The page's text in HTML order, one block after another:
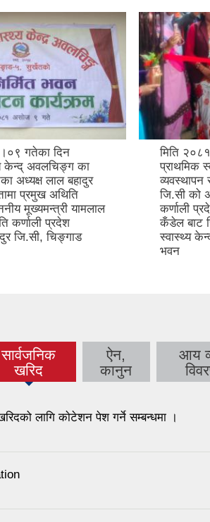
गतेका दिन
केन्द् अवलचिङ्ग का
अध्यक्ष लाल बहादुर
प्रमुख अथिति
मूख्यमन्त्री यामलाल
कर्णाली प्रदेश
जि.सी, चिङ्गाड
मिति
प्राथमिक
व्यवस्थापन
जि.सी को
कर्णाली
कँडेल बाट
स्वास्थ्य
भवन
सार्वजनिक
खरिदtab)
ऐन,
कानुन
आय
लागि काेटेशन पेश गर्ने सम्बन्धमा ।